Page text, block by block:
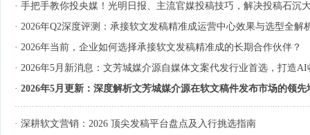
· 手把手教你投央媒！光明日报、主流官媒投稿技巧，解决投稿石沉
· 2026年Q2深度评测：承接软文发稿精准成运营中心效果与选型全解
· 2026年当前，企业如何选择承接软文发稿精准成的长期合作伙伴？
· 2026年5月新消息：文芳城媒介源自媒体文案代发行业首选，打造
· 2026年5月更新：深度解析文芳城媒介源在软文稿件发布市场的领先
· 深耕软文营销：2026 顶尖发稿平台盘点及入行挑选指南